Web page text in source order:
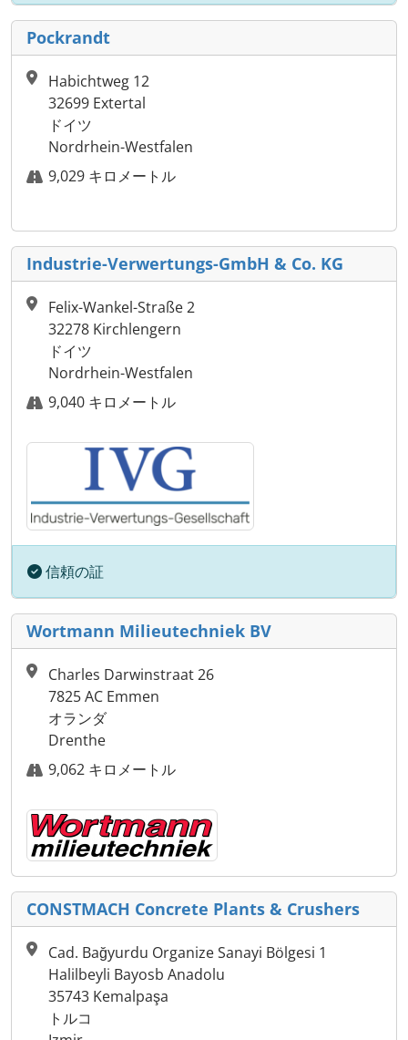
Pockrandt
Habichtweg 12
32699 Extertal
ドイツ
Nordrhein-Westfalen
9,029 キロメートル
Industrie-Verwertungs-GmbH & Co. KG
Felix-Wankel-Straße 2
32278 Kirchlengern
ドイツ
Nordrhein-Westfalen
9,040 キロメートル
信頼の証
Wortmann Milieutechniek BV
Charles Darwinstraat 26
7825 AC Emmen
オランダ
Drenthe
9,062 キロメートル
CONSTMACH Concrete Plants & Crushers
Cad. Bağyurdu Organize Sanayi Bölgesi 1
Halilbeyli Bayosb Anadolu
35743 Kemalpaşa
トルコ